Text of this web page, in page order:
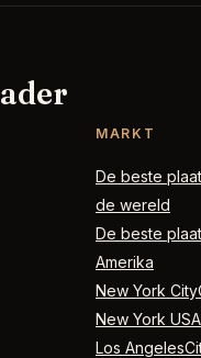
MARKT
De beste
de wereld
De beste
Amerika
New York
New York USA
Los